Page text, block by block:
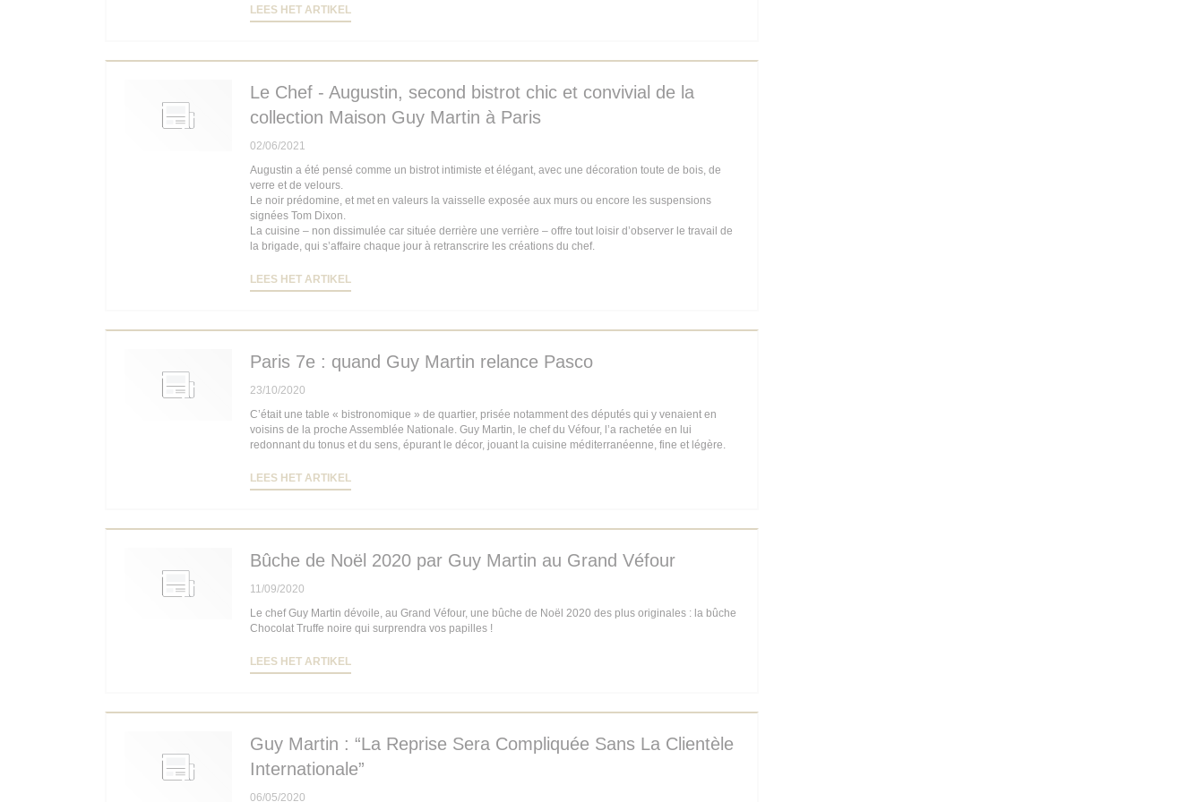
LEES HET ARTIKEL
Le Chef - Augustin, second bistrot chic et convivial de la
collection Maison Guy Martin à Paris
02/06/2021
Augustin a été pensé comme un bistrot intimiste et élégant, avec une décoration toute de bois, de
verre et de velours.
Le noir prédomine, et met en valeurs la vaisselle exposée aux murs ou encore les suspensions
signées Tom Dixon.
La cuisine – non dissimulée car située derrière une verrière – offre tout loisir d’observer le travail de
la brigade, qui s’affaire chaque jour à retranscrire les créations du chef.
LEES HET ARTIKEL
Paris 7e : quand Guy Martin relance Pasco
23/10/2020
C’était une table « bistronomique » de quartier, prisée notamment des députés qui y venaient en
voisins de la proche Assemblée Nationale. Guy Martin, le chef du Véfour, l’a rachetée en lui
redonnant du tonus et du sens, épurant le décor, jouant la cuisine méditerranéenne, fine et légère.
LEES HET ARTIKEL
Bûche de Noël 2020 par Guy Martin au Grand Véfour
11/09/2020
Le chef Guy Martin dévoile, au Grand Véfour, une bûche de Noël 2020 des plus originales : la bûche
Chocolat Truffe noire qui surprendra vos papilles !
LEES HET ARTIKEL
Guy Martin : “La Reprise Sera Compliquée Sans La Clientèle
Internationale”
06/05/2020